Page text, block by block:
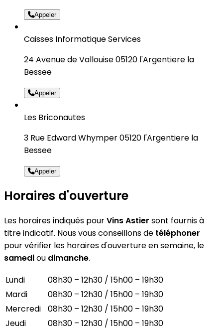
Appeler
Caisses Informatique Services
24 Avenue de Vallouise 05120 l'Argentiere la
Bessee
Appeler
Les Briconautes
3 Rue Edward Whymper 05120 l'Argentiere la
Bessee
Appeler
Horaires d'ouverture
Les horaires indiqués pourVins Astier sont fournis à
titre indicatif. Nous vous conseillons de téléphoner
pour vérifier les horaires d'ouverture en semaine, le
samediou dimanche.
Lundi
08h30 – 12h30 / 15h00 – 19h30
Mardi
08h30 – 12h30 / 15h00 – 19h30
Mercredi
08h30 – 12h30 / 15h00 – 19h30
Jeudi
08h30 – 12h30 / 15h00 – 19h30